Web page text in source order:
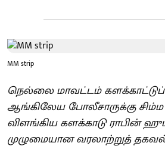
MM strip
நெல்லை மாவட்டம் களக்காட்டுப்
ஆங்கிலேய போலீசாருக்கு
விளங்கிய களக்காடு ராபின்
முழுமையான வரலாற்றுத்